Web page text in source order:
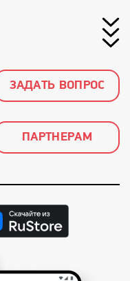
ЗАДАТЬ ВОПРОС
ПАРТНЕРАМ